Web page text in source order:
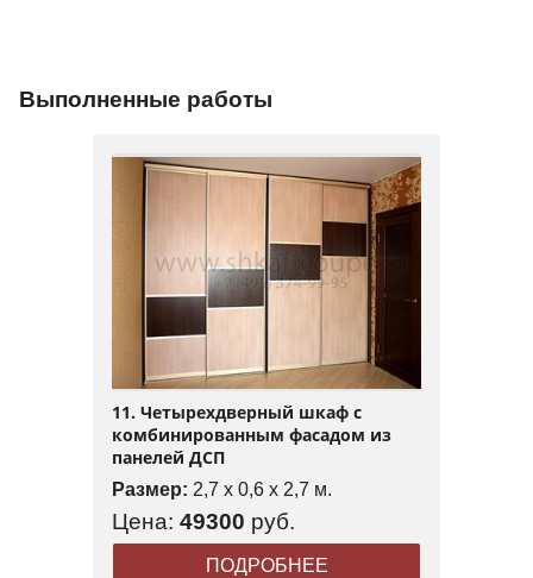
Выполненные работы
11. Четырехдверный шкаф с
комбинированным фасадом из
панелей ДСП
Размер: 2,7 x 0,6 x 2,7 м.
Цена: 49300 руб.
ПОДРОБНЕЕ